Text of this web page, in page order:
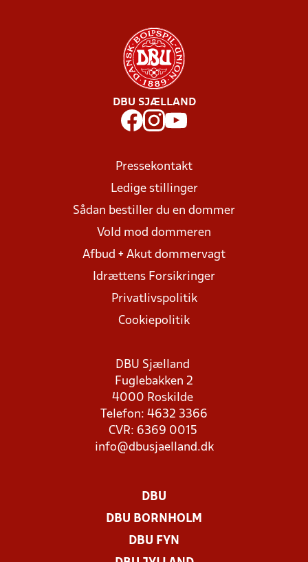
DBU SJÆLLAND
Pressekontakt
Ledige stillinger
Sådan bestiller du en dommer
Vold mod dommeren
Afbud + Akut dommervagt
Idrættens Forsikringer
Privatlivspolitik
Cookiepolitik
DBU Sjælland
Fuglebakken 2
4000 Roskilde
Telefon: 4632 3366
CVR: 6369 0015
info@dbusjaelland.dk
DBU
DBU BORNHOLM
DBU FYN